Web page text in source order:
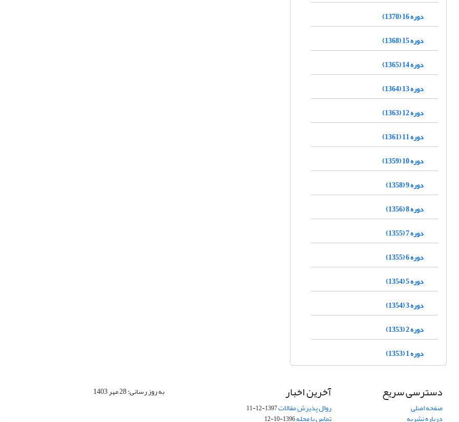
دوره 16 (1370)
دوره 15 (1368)
دوره 14 (1365)
دوره 13 (1364)
دوره 12 (1363)
دوره 11 (1361)
دوره 10 (1359)
دوره 9 (1358)
دوره 8 (1356)
دوره 7 (1355)
دوره 6 (1355)
دوره 5 (1354)
دوره 3 (1354)
دوره 2 (1353)
دوره 1 (1353)
دسترسی سریع
صفحه اصلی
درباره نشریه
آخرین اخبار
روال پذیرش مقالات1397-12-11
تماس با مجله1396-10-12
به روز رسانی: 28 مهر 1403